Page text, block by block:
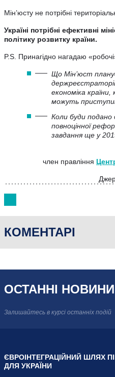
Мін’юсту не потрібні
Україні потрібні ефективні
політику розвитку країни.
P.S. Принагідно нагадаю
Що Мін’юст
економіка
можуть
Коли буди
повноцінної
завдання ще у
член правління
КОМЕНТАРІ
ОСТАННІ НОВИНИ
Залишайтесь в курсі останніх подій
ЄВРОІНТЕГРАЦІЙНИЙ ШЛЯХ
ДЛЯ УКРАЇНИ